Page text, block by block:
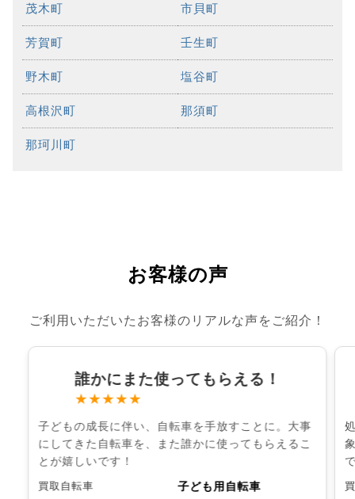
茂木町 市貝町
芳賀町 壬生町
野木町 塩谷町
高根沢町 那須町
那珂川町
お客様の声
ご利用いただいたお客様のリアルな声をご紹介！
誰かにまた使ってもらえる！
★★★★★
子どもの成長に伴い、自転車を手放すことに。大事
にしてきた自転車を、また誰かに使ってもらえるこ
とが嬉しいです！
買取自転車 子ども用自転車